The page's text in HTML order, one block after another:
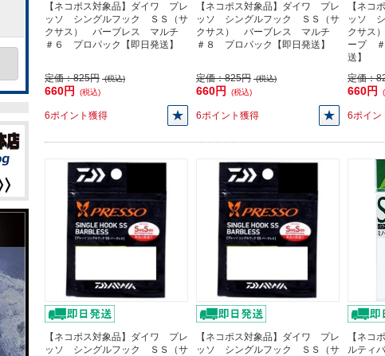
【ネコポス対象品】ダイワ プレ
ッソ シングルフック ＳＳ（サ
クサス） バーブレス マルチ
＃６ プロパック【即日発送】
定価：825円 (税込)
660円 (税込)
6ポイント獲得
【ネコポス対象品】ダイワ プレ
ッソ シングルフック ＳＳ（サ
クサス） バーブレス マルチ
＃８ プロパック【即日発送】
定価：825円 (税込)
660円 (税込)
6ポイント獲得
【ネコ
ッソ
クサス
ープ ＃
送】
定価：
660円
6ポイン
【ネコポス対象品】ダイワ プレ
ッソ シングルフック ＳＳ（サ
【ネコポス対象品】ダイワ プレ
ッソ シングルフック ＳＳ（サ
【ネコ
ルティ